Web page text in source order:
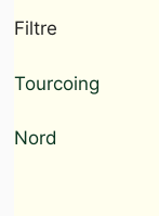
Filtre
Tourcoing
Nord